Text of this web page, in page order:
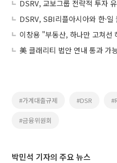
#가계대출규제 #DSR
#금융위원회
박민석 기자의 주요 뉴스